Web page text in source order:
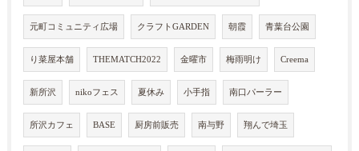
元町コミュニティ広場 クラフトGARDEN 朝霞 青葉台公園
り菜屋本舗 THEMATCH2022 金曜市 梅雨明け Creema
新所沢 nikoフェス 夏休み 小手指 南口パーラー
所沢カフェ BASE 厨房前販売 南与野 翔んで埼玉